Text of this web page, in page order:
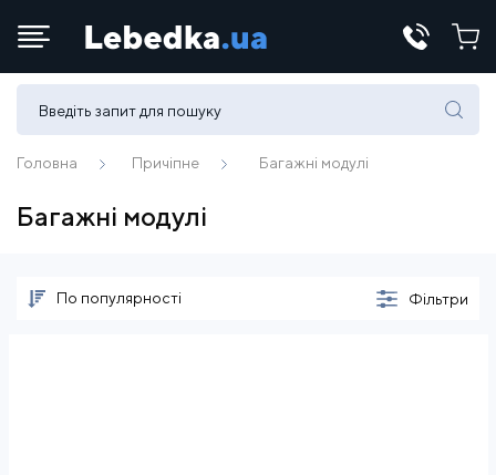
Телефони:
(067) 430 82-15
Головна Причіпне Багажні модулі
Багажні модулі
По популярності Фільтри